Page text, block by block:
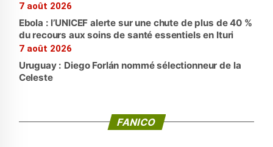
7 août 2026
Ebola : l’UNICEF alerte sur une chute de plus de 40 %
du recours aux soins de santé essentiels en Ituri
7 août 2026
Uruguay : Diego Forlán nommé sélectionneur de la
Celeste
FANICO